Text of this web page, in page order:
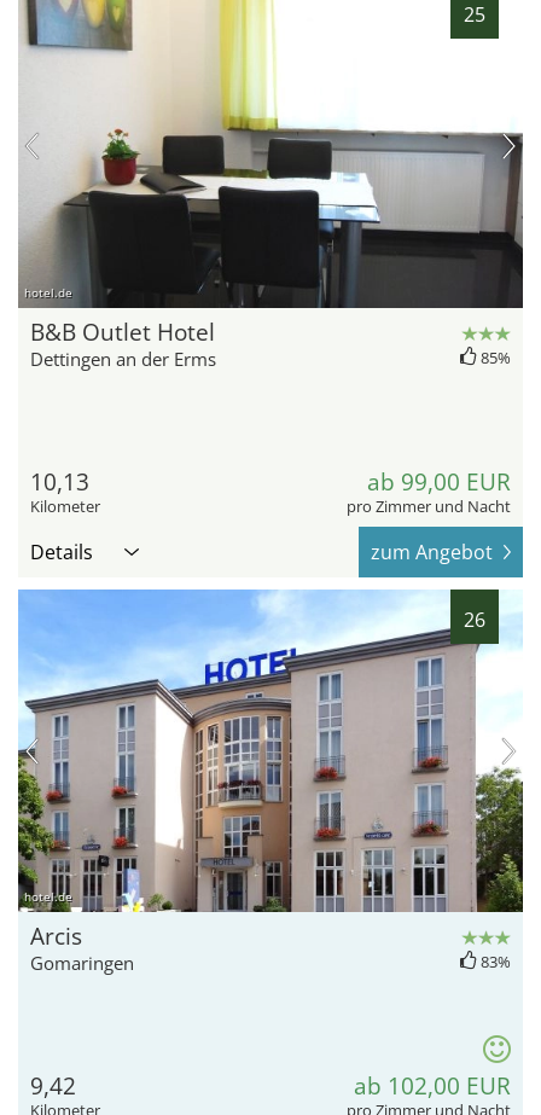
25
hotel.de
B&B Outlet Hotel
Dettingen an der Erms 85%
10,13
Kilometer
ab 99,00 EUR
pro Zimmer und Nacht
Details zum Angebot
26
hotel.de
Arcis
Gomaringen 83%
9,42 ab 102,00 EUR